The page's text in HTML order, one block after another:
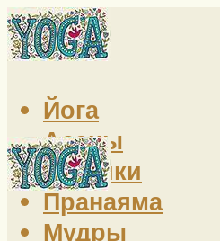
Йога
Асаны
Техники
Пранаяма
Мудры